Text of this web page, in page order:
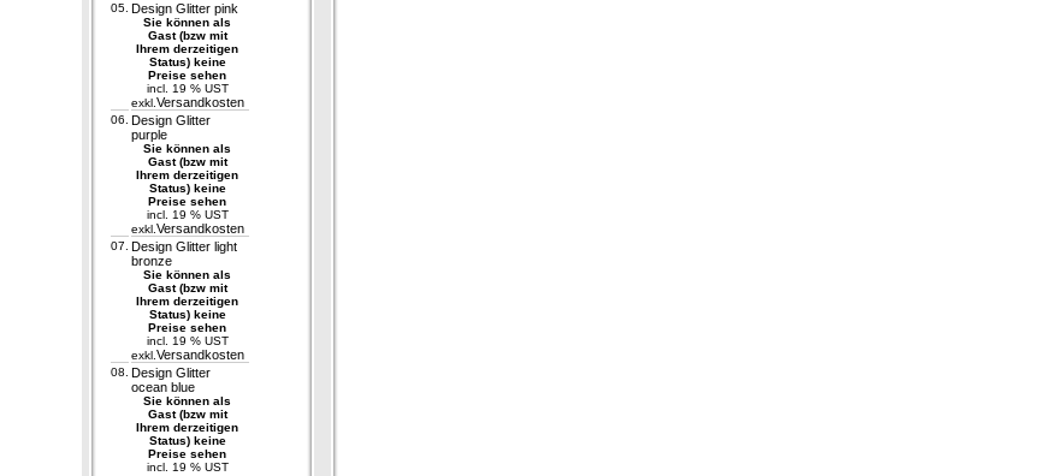
05. Design Glitter pink
Sie können als
Gast (bzw mit
Ihrem derzeitigen
Status) keine
Preise sehen
incl. 19 % UST
exkl. Versandkosten
06. Design Glitter
purple
Sie können als
Gast (bzw mit
Ihrem derzeitigen
Status) keine
Preise sehen
incl. 19 % UST
exkl. Versandkosten
07. Design Glitter light
bronze
Sie können als
Gast (bzw mit
Ihrem derzeitigen
Status) keine
Preise sehen
incl. 19 % UST
exkl. Versandkosten
08. Design Glitter
ocean blue
Sie können als
Gast (bzw mit
Ihrem derzeitigen
Status) keine
Preise sehen
incl. 19 % UST